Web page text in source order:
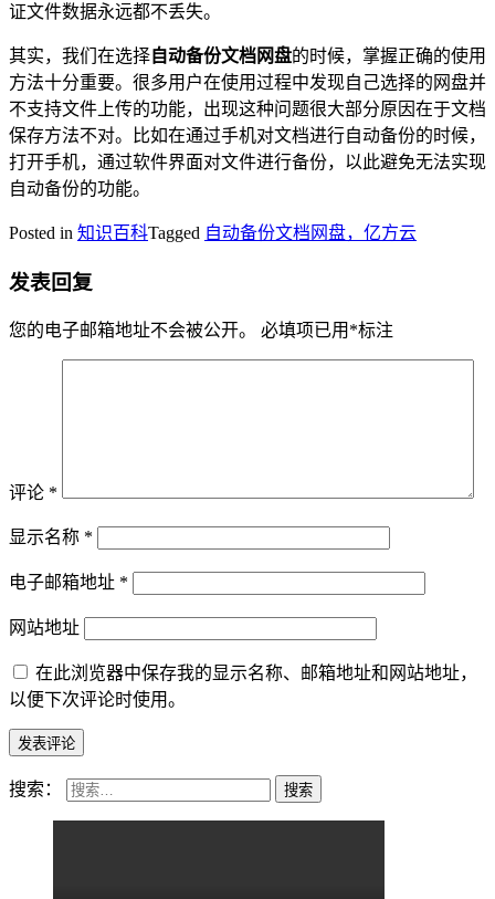
证文件数据永远都不丢失。
其实，我们在选择自动备份文档网盘的时候，掌握正确的使用
方法十分重要。很多用户在使用过程中发现自己选择的网盘并
不支持文件上传的功能，出现这种问题很大部分原因在于文档
保存方法不对。比如在通过手机对文档进行自动备份的时候，
打开手机，通过软件界面对文件进行备份，以此避免无法实现
自动备份的功能。
Posted in 知识百科Tagged 自动备份文档网盘，亿方云
发表回复
您的电子邮箱地址不会被公开。 必填项已用 *标注
评论 *
显示名称 *
电子邮箱地址 *
网站地址
在此浏览器中保存我的显示名称、邮箱地址和网站地址，
以便下次评论时使用。
搜索：